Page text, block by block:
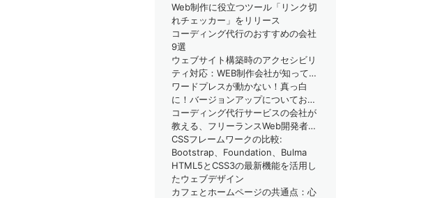
サポートで安心
Web制作に役立つツール「リンク切
れチェッカー」をリリース
コーディング代行のおすすめの会社
9選
ウェブサイト構築時のアクセシビリ
ティ対応：WEB制作会社が知ってお
くべきこと
ワードプレスが動かない！真っ白
に！バージョンアップについてお困
りではありませんか？
コーディング代行サービスの会社が
教える、フリーランスWeb開発者が
知るべきSEO対策のポイント
CSSフレームワークの比較:
Bootstrap、Foundation、Bulma
HTML5とCSS3の最新機能を活用し
たウェブデザイン
カフェとホームページの共通点：心